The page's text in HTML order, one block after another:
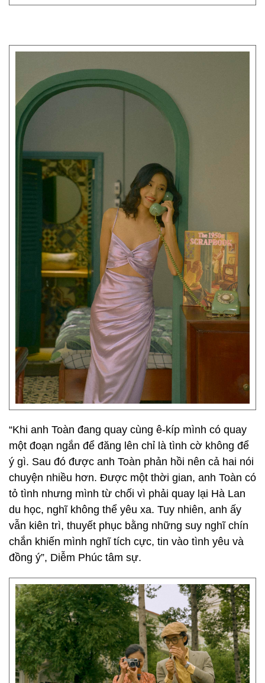
“Khi anh Toàn đang quay cùng ê-kíp mình có quay
một đoạn ngắn để đăng lên chỉ là tình cờ không để
ý gì. Sau đó được anh Toàn phản hồi nên cả hai nói
chuyện nhiều hơn. Được một thời gian, anh Toàn có
tỏ tình nhưng mình từ chối vì phải quay lại Hà Lan
du học, nghĩ không thể yêu xa. Tuy nhiên, anh ấy
vẫn kiên trì, thuyết phục bằng những suy nghĩ chín
chắn khiến mình nghĩ tích cực, tin vào tình yêu và
đồng ý”, Diễm Phúc tâm sự.